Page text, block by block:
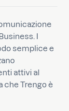
I
semplice e
attivi al
che Trengo è